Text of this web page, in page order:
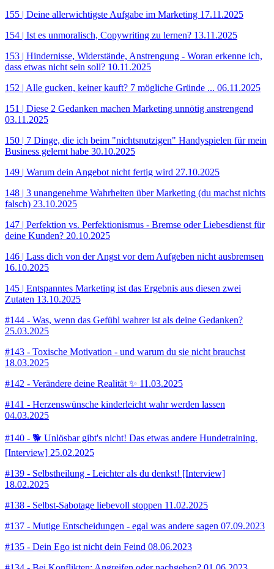
155 | Deine allerwichtigste Aufgabe im Marketing 17.11.2025
154 | Ist es unmoralisch, Copywriting zu lernen? 13.11.2025
153 | Hindernisse, Widerstände, Anstrengung - Woran erkenne ich,
dass etwas nicht sein soll? 10.11.2025
152 | Alle gucken, keiner kauft? 7 mögliche Gründe ... 06.11.2025
151 | Diese 2 Gedanken machen Marketing unnötig anstrengend
03.11.2025
150 | 7 Dinge, die ich beim "nichtsnutzigen" Handyspielen für mein
Business gelernt habe 30.10.2025
149 | Warum dein Angebot nicht fertig wird 27.10.2025
148 | 3 unangenehme Wahrheiten über Marketing (du machst nichts
falsch) 23.10.2025
147 | Perfektion vs. Perfektionismus - Bremse oder Liebesdienst für
deine Kunden? 20.10.2025
146 | Lass dich von der Angst vor dem Aufgeben nicht ausbremsen
16.10.2025
145 | Entspanntes Marketing ist das Ergebnis aus diesen zwei
Zutaten 13.10.2025
#144 - Was, wenn das Gefühl wahrer ist als deine Gedanken?
25.03.2025
#143 - Toxische Motivation - und warum du sie nicht brauchst
18.03.2025
#142 - Verändere deine Realität ✨ 11.03.2025
#141 - Herzenswünsche kinderleicht wahr werden lassen
04.03.2025
#140 - 🐕 Unlösbar gibt's nicht! Das etwas andere Hundetraining.
[Interview] 25.02.2025
#139 - Selbstheilung - Leichter als du denkst! [Interview]
18.02.2025
#138 - Selbst-Sabotage liebevoll stoppen 11.02.2025
#137 - Mutige Entscheidungen - egal was andere sagen 07.09.2023
#135 - Dein Ego ist nicht dein Feind 08.06.2023